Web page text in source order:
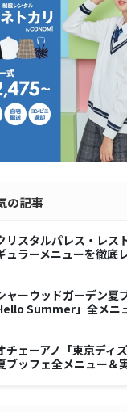
の記事
リスタルパレス・レス
ュラーメニューを徹底
ャーウッドガーデン夏
Summer」全メニ
チェーアノ「東京ディ
ブッフェ全メニュー＆